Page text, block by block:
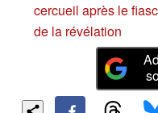
cercueil après le
de la révélation